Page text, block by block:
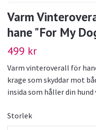
Varm
hane "For My
499 kr
Varm vinteroverall för
krage som skyddar mot
insida som håller din
Storlek